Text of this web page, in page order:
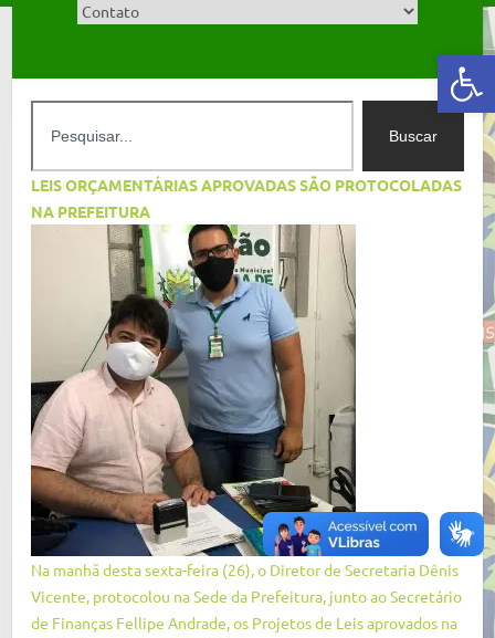
Abrir a barra de ferramentas
Buscar
LEIS ORÇAMENTÁRIAS APROVADAS SÃO PROTOCOLADAS
NA PREFEITURA
Na manhã desta sexta-feira (26), o Diretor de Secretaria Dênis
Vicente, protocolou na Sede da Prefeitura, junto ao Secretário
de Finanças Fellipe Andrade, os Projetos de Leis aprovados na